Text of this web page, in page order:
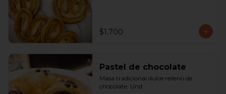
$1.700
Pastel de chocolate
Masa tradicional dulce relleno de
chocolate. Und.